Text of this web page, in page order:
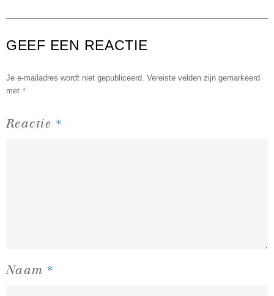
GEEF EEN REACTIE
Je e-mailadres wordt niet gepubliceerd. Vereiste velden zijn gemarkeerd
met *
Reactie *
Naam *